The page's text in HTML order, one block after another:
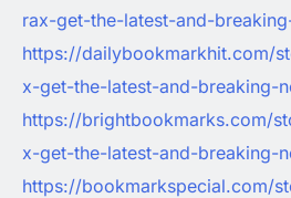
rax-get-the-latest-and-
https://dailybookmarkhit.com/
x-get-the-latest-and-breaking-
https://brightbookmarks.com/
x-get-the-latest-and-breaking-
https://bookmarkspecial.com/